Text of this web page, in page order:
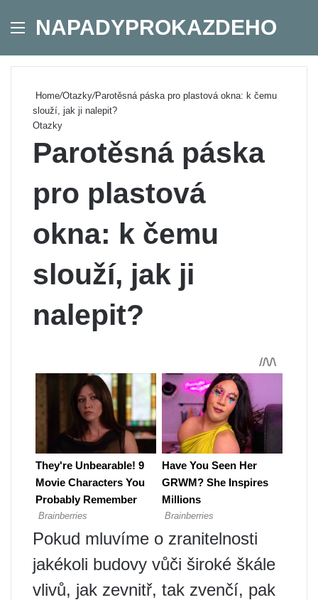
Menu
NAPADYPROKAZDEHO
Home/Otazky/Parotěsná páska pro plastová okna: k čemu
slouží, jak ji nalepit?
Otazky
Parotěsná páska
pro plastová
okna: k čemu
slouží, jak ji
nalepit?
Pokud mluvíme o zranitelnosti
jakékoli budovy vůči široké škále
vlivů, jak zevnitř, tak zvenčí, pak